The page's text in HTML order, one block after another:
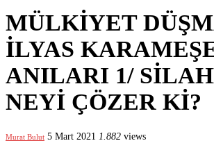
MÜLKİYET
İLYAS
ANILARI 1/
NEYİ ÇÖZER Kİ?
Murat Bulut 5 Mart 2021 1.882 views